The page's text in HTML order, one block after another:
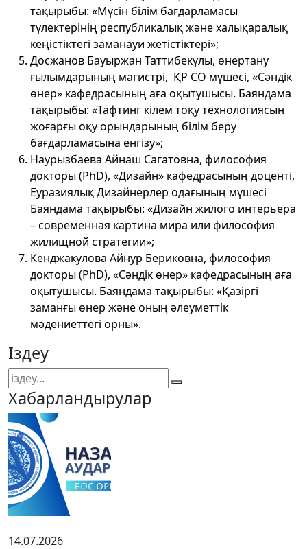
тақырыбы: «Мүсін білім бағдарламасы
түлектерінің республикалық және халықаралық
кеңістіктегі заманауи жетістіктері»;
Досжанов Бауыржан Таттибекұлы, өнертану
ғылымдарының магистрі, ҚР СО мүшесі, «Сәндік
өнер» кафедрасының аға оқытушысы. Баяндама
тақырыбы: «Тафтинг кілем тоқу технологиясын
жоғарғы оқу орындарының білім беру
бағдарламасына енгізу»;
Наурызбаева Айнаш Сагатовна, философия
докторы (PhD), «Дизайн» кафедрасының доценті,
Еуразиялық Дизайнерлер одағының мүшесі
Баяндама тақырыбы: «Дизайн жилого интерьера
– современная картина мира или философия
жилищной стратегии»;
Кенджакулова Айнур Бериковна, философия
докторы (PhD), «Сәндік өнер» кафедрасының аға
оқытушысы. Баяндама тақырыбы: «Қазіргі
заманғы өнер және оның әлеуметтік
мәдениеттегі орны».
Іздеу
Хабарландырулар
14.07.2026